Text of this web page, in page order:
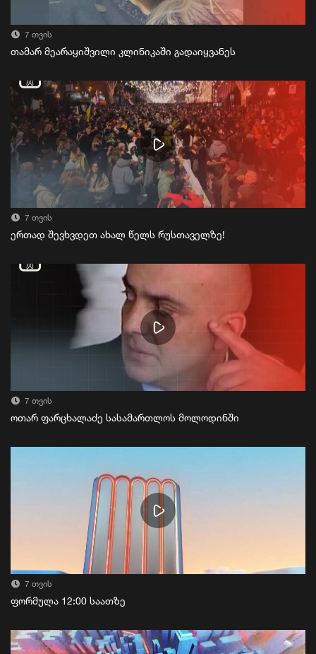
7 თვის
თამარ მეარაყიშვილი კლინიკაში გადაიყვანეს
7 თვის
ერთად შევხვდეთ ახალ წელს რუსთაველზე!
7 თვის
ოთარ ფარცხალაძე სასამართლოს მოლოდინში
7 თვის
ფორმულა 12:00 საათზე